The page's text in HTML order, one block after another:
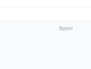
विज्ञापन